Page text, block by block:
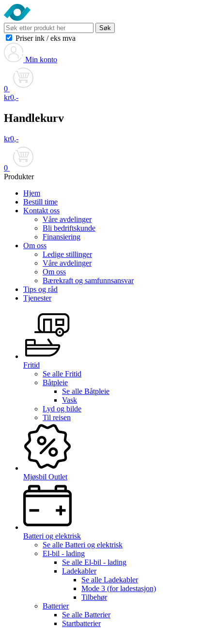
Søk
Priser ink / eks mva
Min konto
0
kr0,-
Handlekurv
kr0,-
0
Produkter
Hjem
Bestill time
Kontakt oss
Våre avdelinger
Bli bedriftskunde
Finansiering
Om oss
Ledige stillinger
Våre avdelinger
Om oss
Bærekraft og samfunnsansvar
Tips og råd
Tjenester
Fritid
Se alle Fritid
Båtpleie
Se alle Båtpleie
Vask
Lyd og bilde
Til reisen
Mjøsbil Outlet
Batteri og elektrisk
Se alle Batteri og elektrisk
El-bil - lading
Se alle El-bil - lading
Ladekabler
Se alle Ladekabler
Mode 3 (for ladestasjon)
Tilbehør
Batterier
Se alle Batterier
Startbatterier